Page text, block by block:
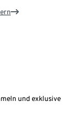
und exklusive